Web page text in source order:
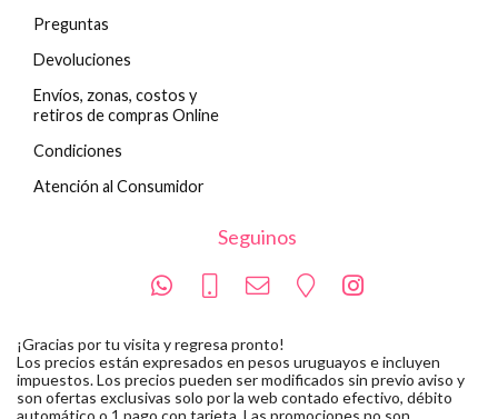
Preguntas
Devoluciones
Envíos, zonas, costos y
retiros de compras Online
Condiciones
Atención al Consumidor
Seguinos
¡Gracias por tu visita y regresa pronto!
Los precios están expresados en pesos uruguayos e incluyen
impuestos. Los precios pueden ser modificados sin previo aviso y
son ofertas exclusivas solo por la web contado efectivo, débito
automático o 1 pago con tarjeta. Las promociones no son